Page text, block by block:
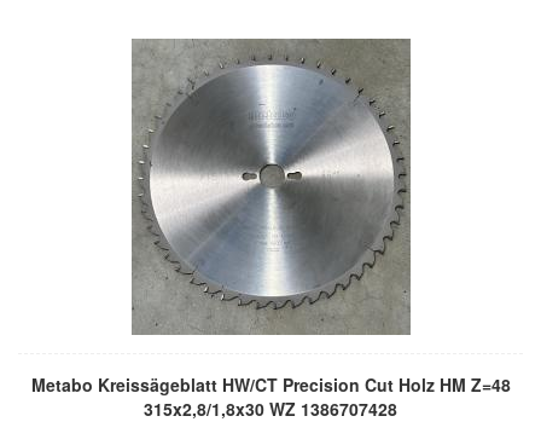
Metabo Kreissägeblatt HW/CT Precision Cut Holz HM Z=48
315x2,8/1,8x30 WZ 1386707428